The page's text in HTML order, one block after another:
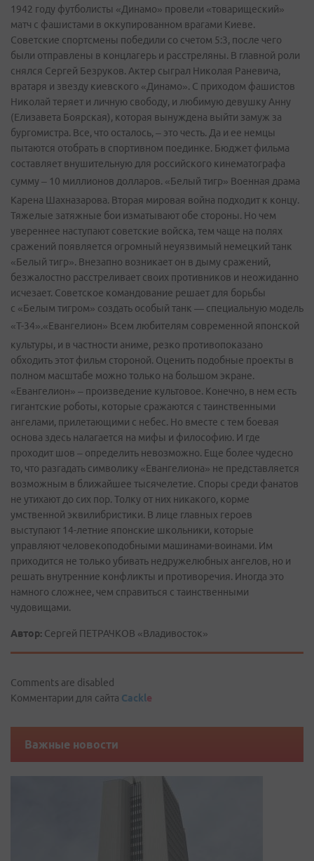
1942 году футболисты «Динамо» провели «товарищеский»
матч с фашистами в оккупированном врагами Киеве.
Советские спортсмены победили со счетом 5:3, после чего
были отправлены в концлагерь и расстреляны. В главной роли
снялся Сергей Безруков. Актер сыграл Николая Раневича,
вратаря и звезду киевского «Динамо». С приходом фашистов
Николай теряет и личную свободу, и любимую девушку Анну
(Елизавета Боярская), которая вынуждена выйти замуж за
бургомистра. Все, что осталось, – это честь. Да и ее немцы
пытаются отобрать в спортивном поединке. Бюджет фильма
составляет внушительную для российского кинематографа
сумму – 10 миллионов долларов. «Белый тигр» Военная драма
Карена Шахназарова. Вторая мировая война подходит к концу.
Тяжелые затяжные бои изматывают обе стороны. Но чем
увереннее наступают советские войска, тем чаще на полях
сражений появляется огромный неуязвимый немецкий танк
«Белый тигр». Внезапно возникает он в дыму сражений,
безжалостно расстреливает своих противников и неожиданно
исчезает. Советское командование решает для борьбы
с «Белым тигром» создать особый танк — специальную модель
«Т-34».«Евангелион» Всем любителям современной японской
культуры, и в частности аниме, резко противопоказано
обходить этот фильм стороной. Оценить подобные проекты в
полном масштабе можно только на большом экране.
«Евангелион» – произведение культовое. Конечно, в нем есть
гигантские роботы, которые сражаются с таинственными
ангелами, прилетающими с небес. Но вместе с тем боевая
основа здесь налагается на мифы и философию. И где
проходит шов – определить невозможно. Еще более чудесно
то, что разгадать символику «Евангелиона» не представляется
возможным в ближайшее тысячелетие. Споры среди фанатов
не утихают до сих пор. Толку от них никакого, корме
умственной эквилибристики. В лице главных героев
выступают 14-летние японские школьники, которые
управляют человекоподобными машинами-воинами. Им
приходится не только убивать недружелюбных ангелов, но и
решать внутренние конфликты и противоречия. Иногда это
намного сложнее, чем справиться с таинственными
чудовищами.
Автор: Сергей ПЕТРАЧКОВ «Владивосток»
Comments are disabled
Комментарии для сайта Cackle
Важные новости